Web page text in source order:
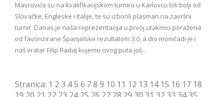
Mavrovića su na kvalifikacijskom turniru u Karlovcu bili bolji od
Slovačke, Engleske i Italije, te su izborili plasman na završni
turnir. Danas je naša reprezentacija u prvoj utakmici poražena
od favorizirane Španjolske rezultatom 3:0, a dio momčadi je i
naš vratar Filip Radaj kojemu ovog puta još...
Stranica: 1 2 3 45 6 78 9 10 11 12 13 14 15 16 17 18